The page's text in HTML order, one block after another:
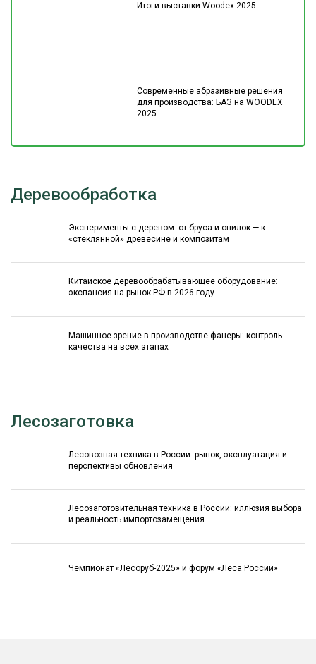
Итоги выставки Woodex 2025
Современные абразивные решения
для производства: БАЗ на WOODEX
2025
Деревообработка
Эксперименты с деревом: от бруса и опилок — к
«стеклянной» древесине и композитам
Китайское деревообрабатывающее оборудование:
экспансия на рынок РФ в 2026 году
Машинное зрение в производстве фанеры: контроль
качества на всех этапах
Лесозаготовка
Лесовозная техника в России: рынок, эксплуатация и
перспективы обновления
Лесозаготовительная техника в России: иллюзия выбора
и реальность импортозамещения
Чемпионат «Лесоруб-2025» и форум «Леса России»